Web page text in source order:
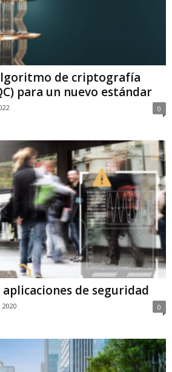
de criptografía
para un nuevo estándar
0
de seguridad
0